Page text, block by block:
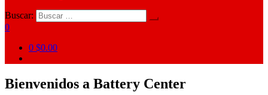
Buscar:
0
0 $0.00
Bienvenidos a Battery Center